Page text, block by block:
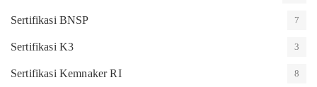
Sertifikasi BNSP 7
Sertifikasi K3 3
Sertifikasi Kemnaker RI 8